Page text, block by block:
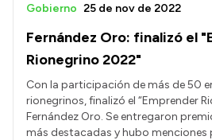
Fernández Oro: finalizó el
Rionegrino 2022"
Gobierno 25 de nov de 2022
Con la participación de más de 50
rionegrinos, finalizó el “Emprender
Fernández Oro. Se entregaron
más destacadas y hubo menciones